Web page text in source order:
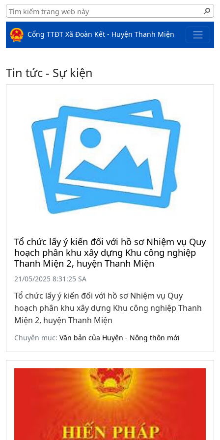
Cổng TTĐT Xã Đoàn Kết - Huyện Thanh Miện
Tin tức - Sự kiện
Tổ chức lấy ý kiến đối với hồ sơ Nhiệm vụ Quy
hoạch phân khu xây dựng Khu công nghiệp
Thanh Miện 2, huyện Thanh Miện
21/05/2025 8:31:25 SA
Tổ chức lấy ý kiến đối với hồ sơ Nhiệm vụ Quy
hoạch phân khu xây dựng Khu công nghiệp Thanh
Miện 2, huyện Thanh Miện
Chuyên mục: Văn bản của Huyện - Nông thôn mới